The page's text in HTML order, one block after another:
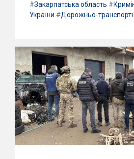
#Закарпатська область #
України #Дорожньо-